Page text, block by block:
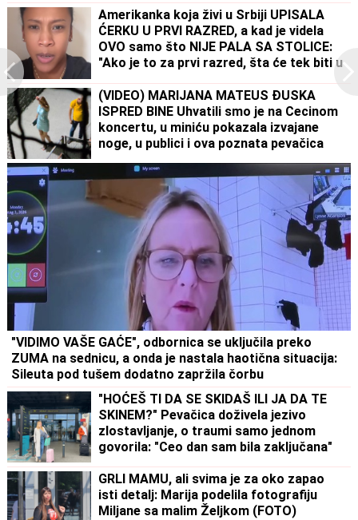
Amerikanka koja živi u Srbiji UPISALA
ĆERKU U PRVI RAZRED, a kad je videla
OVO samo što NIJE PALA SA STOLICE:
"Ako je to za prvi razred, šta će tek biti u
(VIDEO) MARIJANA MATEUS ĐUSKA
ISPRED BINE Uhvatili smo je na Cecinom
koncertu, u miniću pokazala izvajane
noge, u publici i ova poznata pevačica
"VIDIMO VAŠE GAĆE", odbornica se uključila preko
ZUMA na sednicu, a onda je nastala haotična situacija:
Sileuta pod tušem dodatno zapržila čorbu
"HOĆEŠ TI DA SE SKIDAŠ ILI JA DA TE
SKINEM?" Pevačica doživela jezivo
zlostavljanje, o traumi samo jednom
govorila: "Ceo dan sam bila zaključana"
GRLI MAMU, ali svima je za oko zapao
isti detalj: Marija podelila fotografiju
Miljane sa malim Željkom (FOTO)